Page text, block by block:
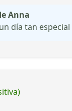
Anna
día tan especial